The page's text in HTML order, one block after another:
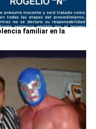
familiar en la